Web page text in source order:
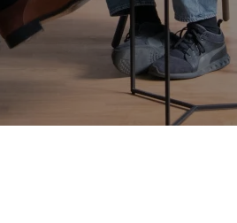
Teilnahme & Rabatte
Hygienekonzept
Proxmox
Solution Hosting
Spamhaus